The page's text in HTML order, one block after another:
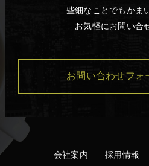
男性 41歳
今までコーヒーでこれほ
事無いので只々ビックリ
些細なことでもかま
お気軽にお問い合
お問い合わせフォ
会社案内 採用情報